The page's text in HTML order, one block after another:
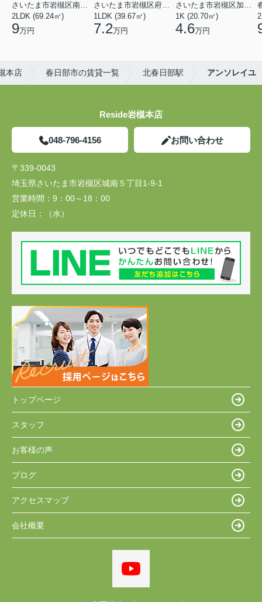
さいたま市岩槻区南平野４丁目
2LDK (69.24㎡)
9万円
さいたま市岩槻区府内１丁目
1LDK (39.67㎡)
7.2万円
さいたま市岩槻区加倉１丁目
1K (20.70㎡)
4.6万円
本店 春日部市の賃貸一覧 北春日部駅 アンソレイユ
Reside岩槻本店
048-796-4156 お問い合わせ
〒339-0043
埼玉県さいたま市岩槻区城南５丁目1-9-1
営業時間： 9：00～18：00
定休日：
（水）
トップページ
スタッフ
お客様の声
ブログ
アクセスマップ
会社概要